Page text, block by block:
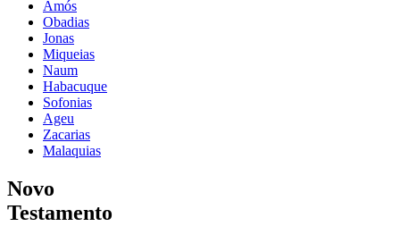
Amós
Obadias
Jonas
Miqueias
Naum
Habacuque
Sofonias
Ageu
Zacarias
Malaquias
Novo
Testamento